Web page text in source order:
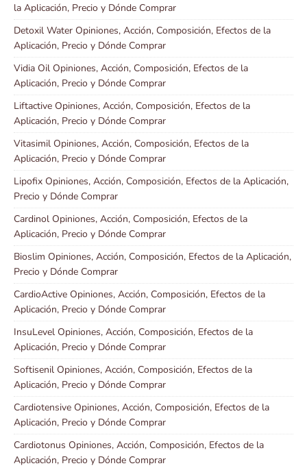
la Aplicación, Precio y Dónde Comprar
Detoxil Water Opiniones, Acción, Composición, Efectos de la
Aplicación, Precio y Dónde Comprar
Vidia Oil Opiniones, Acción, Composición, Efectos de la
Aplicación, Precio y Dónde Comprar
Liftactive Opiniones, Acción, Composición, Efectos de la
Aplicación, Precio y Dónde Comprar
Vitasimil Opiniones, Acción, Composición, Efectos de la
Aplicación, Precio y Dónde Comprar
Lipofix Opiniones, Acción, Composición, Efectos de la Aplicación,
Precio y Dónde Comprar
Cardinol Opiniones, Acción, Composición, Efectos de la
Aplicación, Precio y Dónde Comprar
Bioslim Opiniones, Acción, Composición, Efectos de la Aplicación,
Precio y Dónde Comprar
CardioActive Opiniones, Acción, Composición, Efectos de la
Aplicación, Precio y Dónde Comprar
InsuLevel Opiniones, Acción, Composición, Efectos de la
Aplicación, Precio y Dónde Comprar
Softisenil Opiniones, Acción, Composición, Efectos de la
Aplicación, Precio y Dónde Comprar
Cardiotensive Opiniones, Acción, Composición, Efectos de la
Aplicación, Precio y Dónde Comprar
Cardiotonus Opiniones, Acción, Composición, Efectos de la
Aplicación, Precio y Dónde Comprar